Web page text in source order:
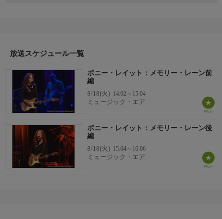
放送スケジュール一覧
ボニー・レイット：メモリー・レーン前
編
8/18(火) 14:02～15:04
ミュージック・エア
ボニー・レイット：メモリー・レーン後
編
8/18(火) 15:04～16:06
ミュージック・エア